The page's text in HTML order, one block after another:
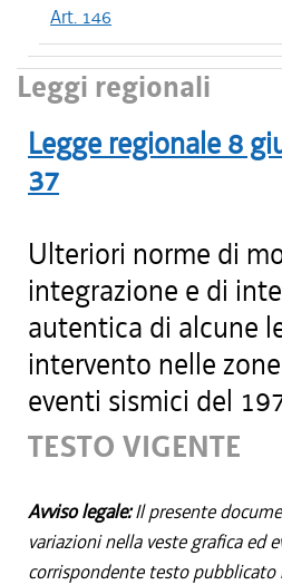
Art. 146
Leggi regionali
Legge regionale 8
37
Ulteriori norme di
integrazione e di
autentica di alcune
intervento nelle
eventi sismici del
TESTO VIGENTE
Avviso legale:Il presente
variazioni nella veste grafica ed
corrispondente testo